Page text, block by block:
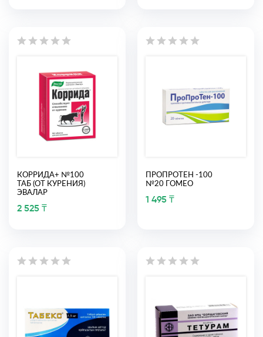
КОРРИДА+ №100
ТАБ (ОТ КУРЕНИЯ)
ЭВАЛАР
2 525 ₸
ПРОПРОТЕН -100
№20 ГОМЕО
1 495 ₸